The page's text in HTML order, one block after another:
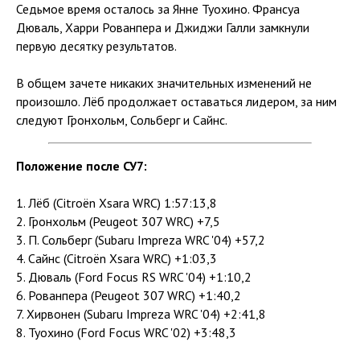
Седьмое время осталось за Янне Туохино. Франсуа
Дюваль, Харри Рованпера и Джиджи Галли замкнули
первую десятку результатов.
В общем зачете никаких значительных изменений не
произошло. Лёб продолжает оставаться лидером, за ним
следуют Гронхольм, Сольберг и Сайнс.
Положение после СУ7:
1. Лёб (Citroën Xsara WRC) 1:57:13,8
2. Гронхольм (Peugeot 307 WRC) +7,5
3. П. Сольберг (Subaru Impreza WRC '04) +57,2
4. Сайнс (Citroën Xsara WRC) +1:03,3
5. Дюваль (Ford Focus RS WRC '04) +1:10,2
6. Рованпера (Peugeot 307 WRC) +1:40,2
7. Хирвонен (Subaru Impreza WRC '04) +2:41,8
8. Туохино (Ford Focus WRC '02) +3:48,3